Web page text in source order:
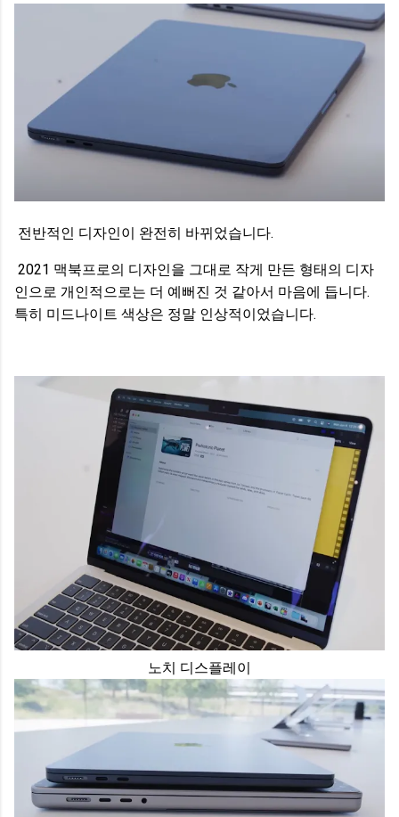
전반적인 디자인이 완전히 바뀌었습니다.
2021 맥북프로의 디자인을 그대로 작게 만든 형태의 디자
인으로 개인적으로는 더 예뻐진 것 같아서 마음에 듭니다.
특히 미드나이트 색상은 정말 인상적이었습니다.
노치 디스플레이